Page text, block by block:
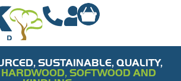
SUSTAINABLE, QUALITY,
HARDWOOD, SOFTWOOD AND